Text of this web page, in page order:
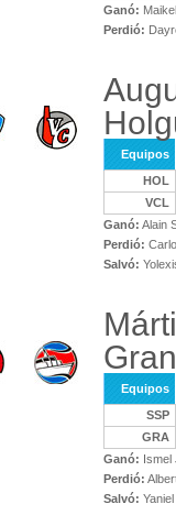
Ganó:
Perdió:
Equipos
HOL
VCL
Ganó: Alain
Perdió:
Salvó:
Equipos
SSP
GRA
Ganó: Ismel
Perdió:
Salvó: